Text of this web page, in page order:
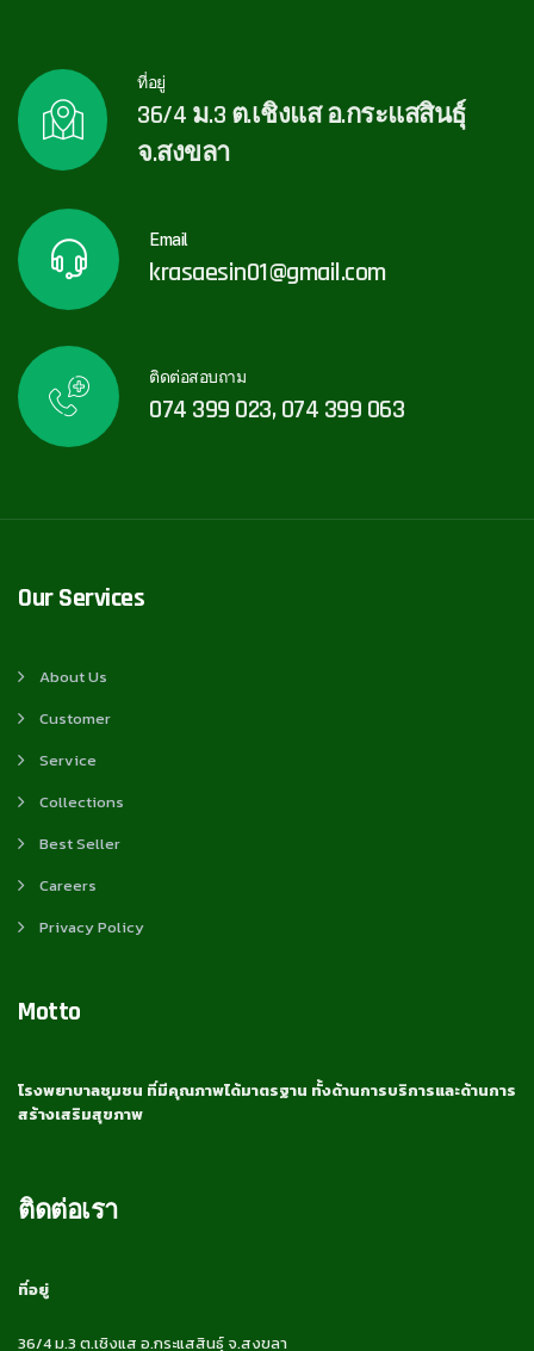
ที่อยู่
36/4 ม.3 ต.เชิงแส อ.กระแสสินธุ์
จ.สงขลา
Email
krasaesin01@gmail.com
ติดต่อสอบถาม
074 399 023, 074 399 063
Our Services
About Us
Customer
Service
Collections
Best Seller
Careers
Privacy Policy
Motto
โรงพยาบาลชุมชน ที่มีคุณภาพได้มาตรฐาน ทั้งด้านการบริการและด้านการ
สร้างเสริมสุขภาพ
ติดต่อเรา
ที่อยู่
36/4 ม.3 ต.เชิงแส อ.กระแสสินธุ์ จ.สงขลา